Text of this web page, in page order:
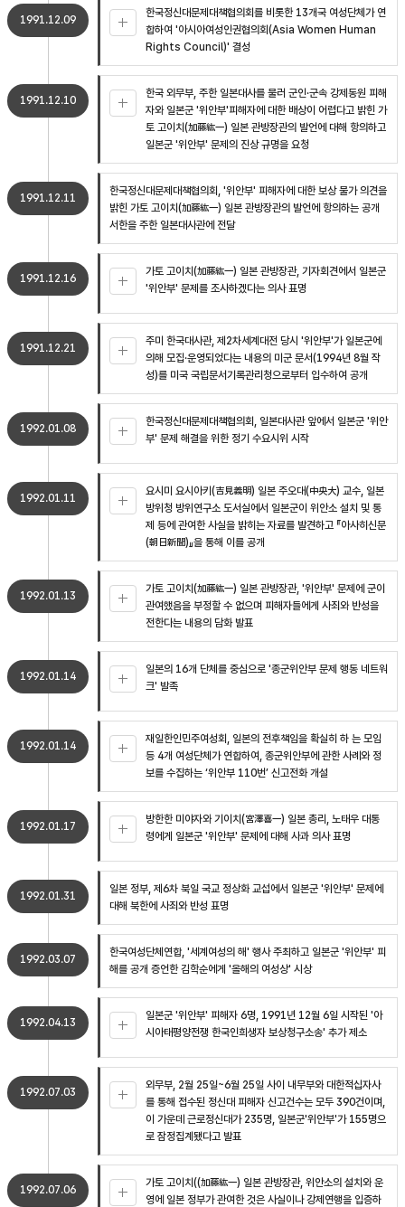
1991.12.09
한국정신대문제대책협의회를 비롯한 13개국 여성단체가 연
합하여 '아시아여성인권협의회(Asia Women Human
Rights Council)' 결성
1991.12.10
한국 외무부, 주한 일본대사를 불러 군인·군속 강제동원 피해
자와 일본군 '위안부'피해자에 대한 배상이 어렵다고 밝힌 가
토 고이치(加藤紘一) 일본 관방장관의 발언에 대해 항의하고
일본군 '위안부' 문제의 진상 규명을 요청
1991.12.11
한국정신대문제대책협의회, '위안부' 피해자에 대한 보상 불가 의견을
밝힌 가토 고이치(加藤紘一) 일본 관방장관의 발언에 항의하는 공개
서한을 주한 일본대사관에 전달
1991.12.16
가토 고이치(加藤紘一) 일본 관방장관, 기자회견에서 일본군
'위안부' 문제를 조사하겠다는 의사 표명
1991.12.21
주미 한국대사관, 제2차세계대전 당시 '위안부'가 일본군에
의해 모집·운영되었다는 내용의 미군 문서(1994년 8월 작
성)를 미국 국립문서기록관리청으로부터 입수하여 공개
1992.01.08
한국정신대문제대책협의회, 일본대사관 앞에서 일본군 '위안
부' 문제 해결을 위한 정기 수요시위 시작
1992.01.11
요시미 요시아키(吉見義明) 일본 주오대(中央大) 교수, 일본
방위청 방위연구소 도서실에서 일본군이 위안소 설치 및 통
제 등에 관여한 사실을 밝히는 자료를 발견하고 『아사히신문
(朝日新聞)』을 통해 이를 공개
1992.01.13
가토 고이치(加藤紘一) 일본 관방장관, '위안부' 문제에 군이
관여했음을 부정할 수 없으며 피해자들에게 사죄와 반성을
전한다는 내용의 담화 발표
1992.01.14
일본의 16개 단체를 중심으로 '종군위안부 문제 행동 네트워
크' 발족
1992.01.14
재일한인민주여성회, 일본의 전후책임을 확실히 하 는 모임
등 4개 여성단체가 연합하여, 종군위안부에 관한 사례와 정
보를 수집하는 ‘위안부 110번’ 신고전화 개설
1992.01.17
방한한 미야자와 기이치(宮澤喜一) 일본 총리, 노태우 대통
령에게 일본군 '위안부' 문제에 대해 사과 의사 표명
1992.01.31
일본 정부, 제6차 북일 국교 정상화 교섭에서 일본군 '위안부' 문제에
대해 북한에 사죄와 반성 표명
1992.03.07
한국여성단체연합, '세계여성의 해' 행사 주최하고 일본군 '위안부' 피
해를 공개 증언한 김학순에게 '올해의 여성상' 시상
1992.04.13
일본군 '위안부' 피해자 6명, 1991년 12월 6일 시작된 '아
시아태평양전쟁 한국인희생자 보상청구소송' 추가 제소
1992.07.03
외무부, 2월 25일~6월 25일 사이 내무부와 대한적십자사
를 통해 접수된 정신대 피해자 신고건수는 모두 390건이며,
이 가운데 근로정신대가 235명, 일본군'위안부'가 155명으
로 잠정집계됐다고 발표
1992.07.06
가토 고이치((加藤紘一) 일본 관방장관, 위안소의 설치와 운
영에 일본 정부가 관여한 것은 사실이나 강제연행을 입증하